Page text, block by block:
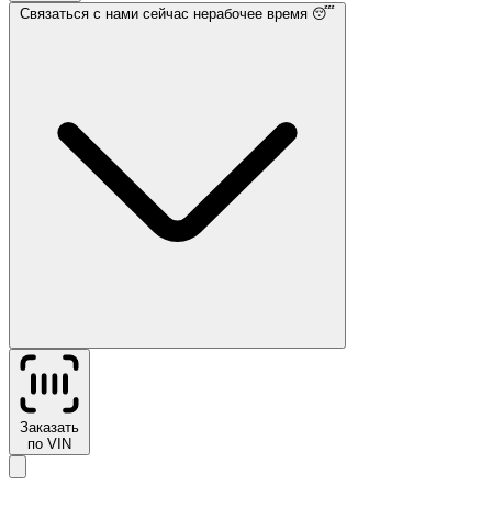
Связаться с нами сейчас нерабочее время 😴
Заказать
по VIN